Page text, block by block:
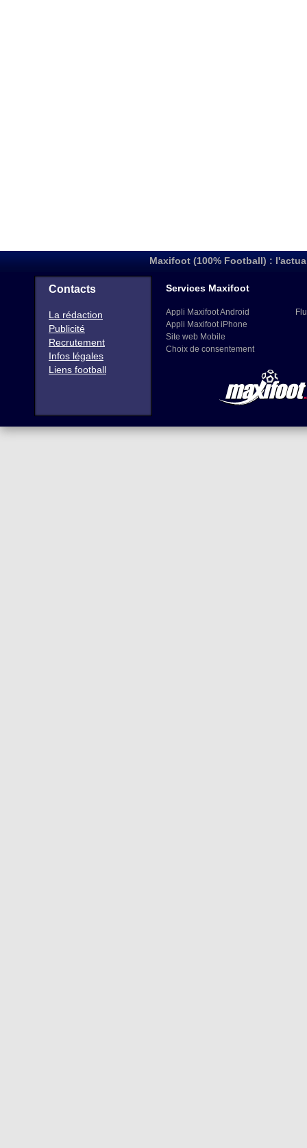
Maxifoot (100% Football) :
Contacts
La rédaction
Publicité
Recrutement
Infos légales
Liens football
Services Maxifoot
Appli Maxifoot Android
Appli Maxifoot iPhone
Site web Mobile
Choix de consentement